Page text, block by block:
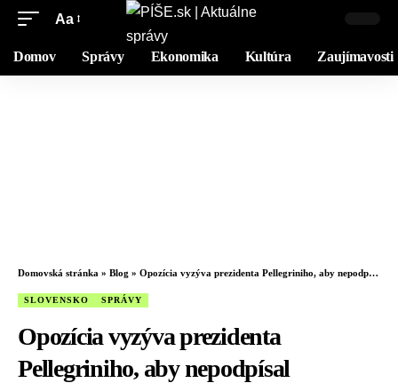
Aa
Domov Správy Ekonomika Kultúra Zaujímavosti
Domovská stránka » Blog » Opozícia vyzýva prezidenta Pellegriniho, aby nepodpísal nominácie Kmeca a Radačovského – VIDEO
SLOVENSKO SPRÁVY
Opozícia vyzýva prezidenta
Pellegriniho, aby nepodpísal